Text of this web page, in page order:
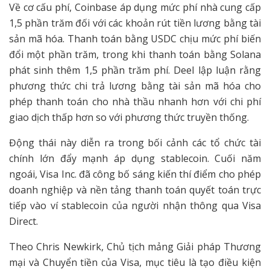
Về cơ cấu phí, Coinbase áp dụng mức phí nhà cung cấp
1,5 phần trăm đối với các khoản rút tiền lương bằng tài
sản mã hóa. Thanh toán bằng USDC chịu mức phí biến
đổi một phần trăm, trong khi thanh toán bằng Solana
phát sinh thêm 1,5 phần trăm phí. Deel lập luận rằng
phương thức chi trả lương bằng tài sản mã hóa cho
phép thanh toán cho nhà thầu nhanh hơn với chi phí
giao dịch thấp hơn so với phương thức truyền thống.
Động thái này diễn ra trong bối cảnh các tổ chức tài
chính lớn đẩy mạnh áp dụng stablecoin. Cuối năm
ngoái, Visa Inc. đã công bố sáng kiến thí điểm cho phép
doanh nghiệp và nền tảng thanh toán quyết toán trực
tiếp vào ví stablecoin của người nhận thông qua Visa
Direct.
Theo Chris Newkirk, Chủ tịch mảng Giải pháp Thương
mại và Chuyển tiền của Visa, mục tiêu là tạo điều kiện